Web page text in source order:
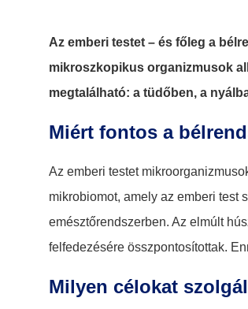
Az emberi testet – és főleg a
mikroszkopikus organizmusok
megtalálható: a tüdőben, a
Miért fontos a
Az emberi testet
mikrobiomot, amely az emberi test
emésztőrendszerben. Az elmúlt
felfedezésére összpontosítottak.
Milyen célokat